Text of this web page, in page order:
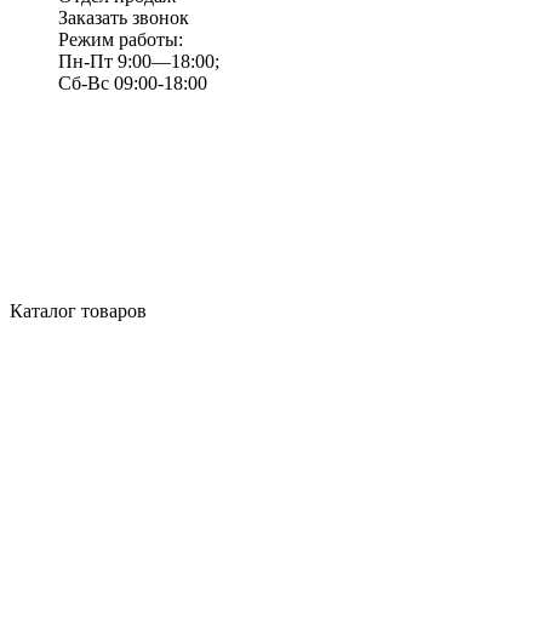
Заказать звонок
Режим работы:
Пн-Пт 9:00—18:00;
Сб-Вс 09:00-18:00
Каталог товаров